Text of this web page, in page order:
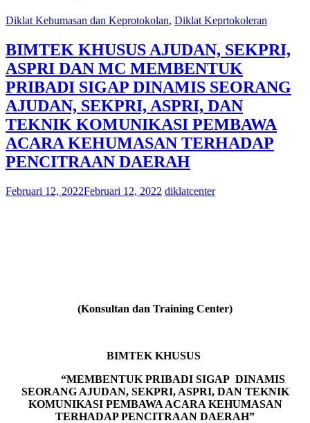
Diklat Kehumasan dan Keprotokolan, Diklat Keprtokoleran
BIMTEK KHUSUS AJUDAN, SEKPRI,
ASPRI DAN MC MEMBENTUK
PRIBADI SIGAP DINAMIS SEORANG
AJUDAN, SEKPRI, ASPRI, DAN
TEKNIK KOMUNIKASI PEMBAWA
ACARA KEHUMASAN TERHADAP
PENCITRAAN DAERAH
Februari 12, 2022Februari 12, 2022 diklatcenter
(Konsultan dan Training Center)
BIMTEK KHUSUS
“MEMBENTUK PRIBADI SIGAP DINAMIS
SEORANG AJUDAN, SEKPRI, ASPRI, DAN TEKNIK
KOMUNIKASI PEMBAWA ACARA KEHUMASAN
TERHADAP PENCITRAAN DAERAH”